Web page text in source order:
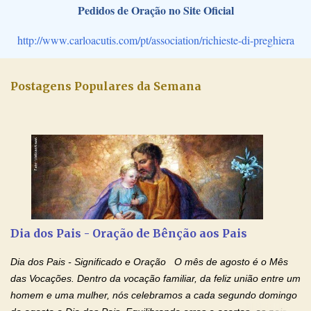
Pedidos de Oração no Site Oficial
http://www.carloacutis.com/pt/association/richieste-di-preghiera
Postagens Populares da Semana
Dia dos Pais - Oração de Bênção aos Pais
Dia dos Pais - Significado e Oração O mês de agosto é o Mês
das Vocações. Dentro da vocação familiar, da feliz união entre um
homem e uma mulher, nós celebramos a cada segundo domingo